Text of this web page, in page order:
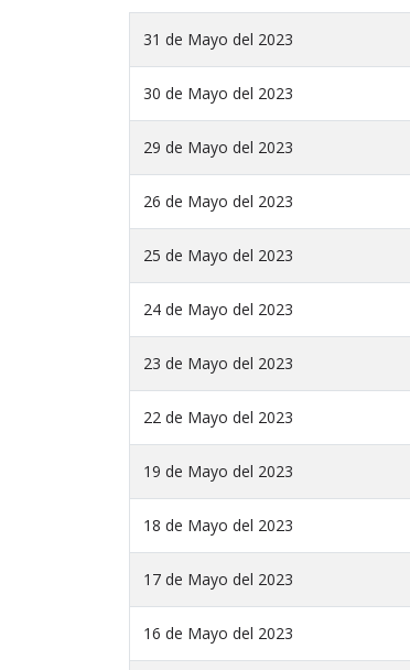
31 de Mayo del 2023
30 de Mayo del 2023
29 de Mayo del 2023
26 de Mayo del 2023
25 de Mayo del 2023
24 de Mayo del 2023
23 de Mayo del 2023
22 de Mayo del 2023
19 de Mayo del 2023
18 de Mayo del 2023
17 de Mayo del 2023
16 de Mayo del 2023